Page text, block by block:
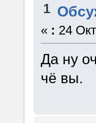
1
« : 24
Да ну
чё вы.